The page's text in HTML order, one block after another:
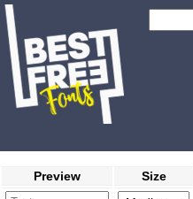
Preview Size